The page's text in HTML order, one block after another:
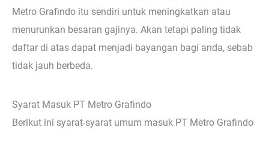
Metro Grafindo itu sendiri untuk meningkatkan atau
menurunkan besaran gajinya. Akan tetapi paling tidak
daftar di atas dapat menjadi bayangan bagi anda, sebab
tidak jauh berbeda.
Syarat Masuk PT Metro Grafindo
Berikut ini syarat-syarat umum masuk PT Metro Grafindo